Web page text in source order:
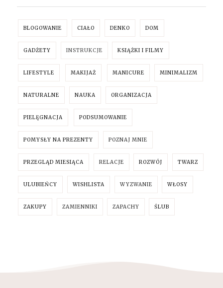
BLOGOWANIE CIAŁO DENKO DOM
GADŻETY INSTRUKCJE KSIĄŻKI I FILMY
LIFESTYLE MAKIJAŻ MANICURE MINIMALIZM
NATURALNE NAUKA ORGANIZACJA
PIELĘGNACJA PODSUMOWANIE
POMYSŁY NA PREZENTY POZNAJ MNIE
PRZEGLĄD MIESIĄCA RELACJE ROZWÓJ TWARZ
ULUBIEŃCY WISHLISTA WYZWANIE WŁOSY
ZAKUPY ZAMIENNIKI ZAPACHY ŚLUB